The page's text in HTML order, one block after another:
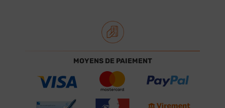
MOYENS DE PAIEMENT